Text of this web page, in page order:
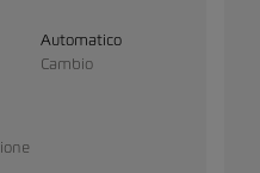
Automatico
Cambio